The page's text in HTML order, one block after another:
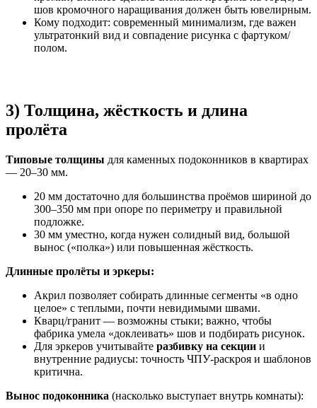
шов кромочного наращивания должен быть ювелирным.
Кому подходит: современный минимализм, где важен
ультратонкий вид и совпадение рисунка с фартуком/
полом.
3) Толщина, жёсткость и длина
пролёта
Типовые толщины для каменных подоконников в квартирах
— 20–30 мм.
20 мм достаточно для большинства проёмов шириной до
300–350 мм при опоре по периметру и правильной
подложке.
30 мм уместно, когда нужен солидный вид, большой
вынос («полка») или повышенная жёсткость.
Длинные пролёты и эркеры:
Акрил позволяет собирать длинные сегменты «в одно
целое» с теплыми, почти невидимыми швами.
Кварц/гранит — возможны стыки; важно, чтобы
фабрика умела «доклеивать» шов и подбирать рисунок.
Для эркеров учитывайте разбивку на секции и
внутренние радиусы: точность ЧПУ-раскроя и шаблонов
критична.
Вынос подоконника (насколько выступает внутрь комнаты):